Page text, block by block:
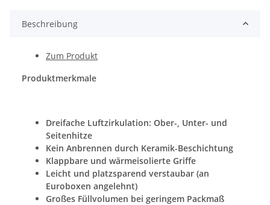
Beschreibung
Zum Produkt
Produktmerkmale
Dreifache Luftzirkulation: Ober-, Unter- und
Seitenhitze
Kein Anbrennen durch Keramik-Beschichtung
Klappbare und wärmeisolierte Griffe
Leicht und platzsparend verstaubar (an
Euroboxen angelehnt)
Großes Füllvolumen bei geringem Packmaß